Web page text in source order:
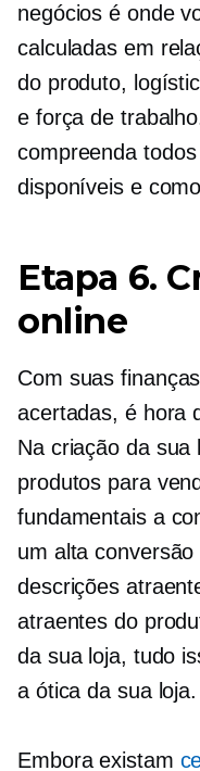
negócios é onde
calculadas em
do produto,
e força de
compreenda
disponíveis e
Etapa 6.
online
Com suas
acertadas, é hora
Na criação da sua
produtos para
fundamentais a
um alta conversão
descrições
atraentes do
da sua loja, tudo
a ótica da sua loja.
Embora existam